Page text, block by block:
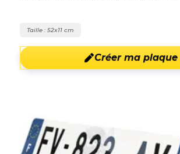
Taille : 52x11 cm
Créer ma plaque